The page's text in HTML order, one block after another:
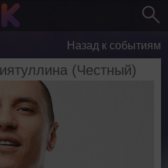
Назад к событиям
(Честный)